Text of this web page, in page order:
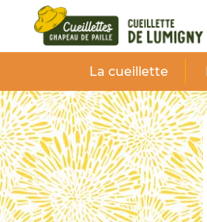
La cueillette
Panneau de gestion des cookies